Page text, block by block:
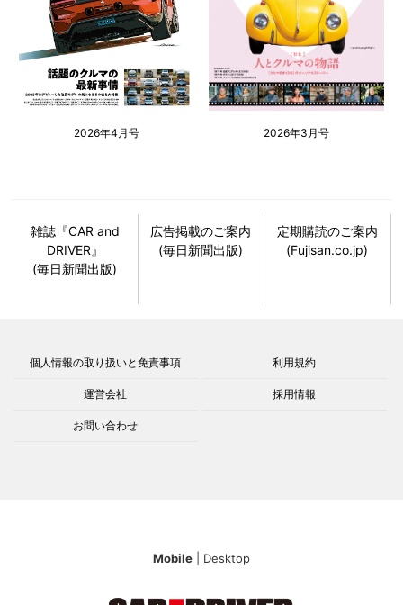
2026年4月号 2026年3月号
雑誌『CAR and
DRIVER』
(毎日新聞出版)
広告掲載のご案内
(毎日新聞出版)
定期購読のご案内
(Fujisan.co.jp)
個人情報の取り扱いと免責事項 利用規約
運営会社 採用情報
お問い合わせ
Mobile Desktop